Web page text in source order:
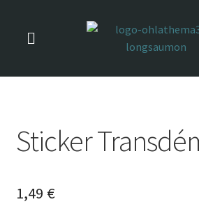
Sticker
1,49 €